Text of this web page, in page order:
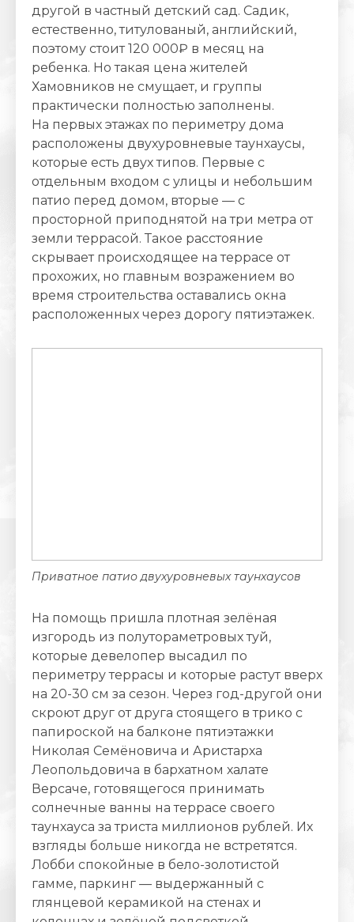
другой в частный детский сад. Садик,
естественно, титулованый, английский,
поэтому стоит 120 000₽ в месяц на
ребенка. Но такая цена жителей
Хамовников не смущает, и группы
практически полностью заполнены.
На первых этажах по периметру дома
расположены двухуровневые таунхаусы,
которые есть двух типов. Первые с
отдельным входом с улицы и небольшим
патио перед домом, вторые — с
просторной приподнятой на три метра от
земли террасой. Такое расстояние
скрывает происходящее на террасе от
прохожих, но главным возражением во
время строительства оставались окна
расположенных через дорогу пятиэтажек.
Приватное патио двухуровневых таунхаусов
На помощь пришла плотная зелёная
изгородь из полутораметровых туй,
которые девелопер высадил по
периметру террасы и которые растут вверх
на 20-30 см за сезон. Через год-другой они
скроют друг от друга стоящего в трико с
папироской на балконе пятиэтажки
Николая Семёновича и Аристарха
Леопольдовича в бархатном халате
Версаче, готовящегося принимать
солнечные ванны на террасе своего
таунхауса за триста миллионов рублей. Их
взгляды больше никогда не встретятся.
Лобби спокойные в бело-золотистой
гамме, паркинг — выдержанный с
глянцевой керамикой на стенах и